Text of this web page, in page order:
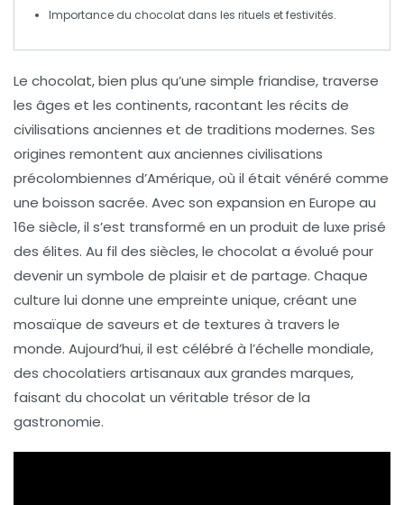
Importance du chocolat dans les rituels etfestivités.
Le chocolat, bien plus qu’une simple friandise, traverse
les âges et les continents, racontant les récits de
civilisations anciennes et de traditions modernes. Ses
origines remontent aux anciennes civilisations
précolombiennes d’Amérique, où il était vénéré comme
une boisson sacrée. Avec son expansion en Europe au
16e siècle, il s’est transformé en un produit de luxe prisé
des élites. Au fil des siècles, le chocolat a évolué pour
devenir un symbole de plaisir et de partage. Chaque
culture lui donne une empreinte unique, créant une
mosaïque de saveurs et de textures à travers le
monde. Aujourd’hui, il est célébré à l’échelle mondiale,
des chocolatiers artisanauxaux grandes marques,
faisant du chocolat un véritable trésor de la
gastronomie.